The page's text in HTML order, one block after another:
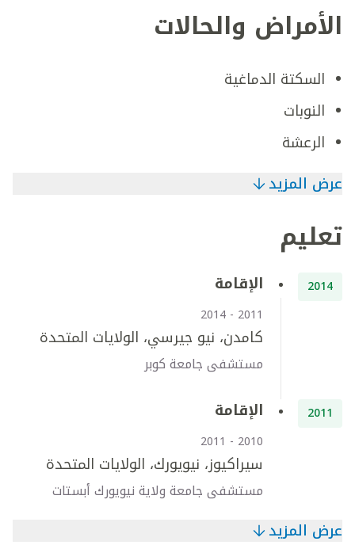
الأمراض والحالات
السكتة الدماغية
النوبات
الرعشة
عرض المزيد
تعليم
2014 الإقامة
2011 - 2014
كامدن، نيو جيرسي، الولايات المتحدة
مستشفى جامعة كوبر
2011 الإقامة
2010 - 2011
سيراكيوز، نيويورك، الولايات المتحدة
مستشفى جامعة ولاية نيويورك أبستات
عرض المزيد